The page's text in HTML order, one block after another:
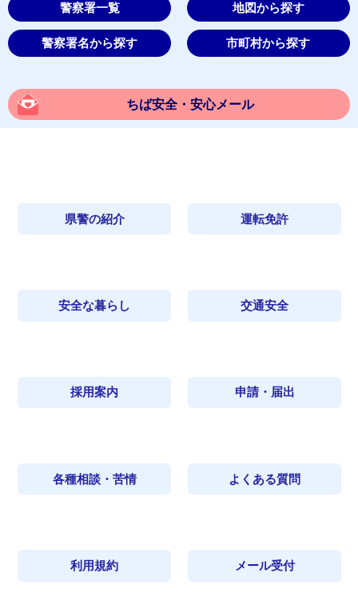
警察署一覧 地図から探す
警察署名から探す 市町村から探す
ちば安全・安心メール
県警の紹介 運転免許
安全な暮らし 交通安全
採用案内 申請・届出
各種相談・苦情 よくある質問
利用規約 メール受付